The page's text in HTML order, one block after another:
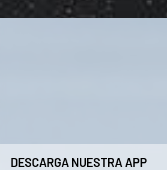
DESCARGA NUESTRA APP